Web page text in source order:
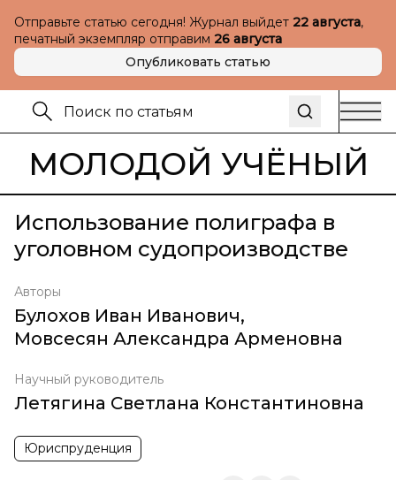
Отправьте статью сегодня! Журнал выйдет 22 августа,
печатный экземпляр отправим 26 августа
Опубликовать статью
МОЛОДОЙ УЧЁНЫЙ
Использование полиграфа в
уголовном судопроизводстве
Авторы
Булохов Иван Иванович,
Мовсесян Александра Арменовна
Научный руководитель
Летягина Светлана Константиновна
Юриспруденция